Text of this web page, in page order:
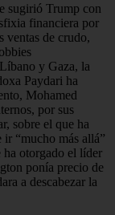
sugirió Trump con
financiera por
ventas de crudo,
y Gaza, la
Paydari ha
Mohamed
por sus
sobre el que ha
“mucho más allá”
otorgado el líder
ponía precio de
a descabezar la